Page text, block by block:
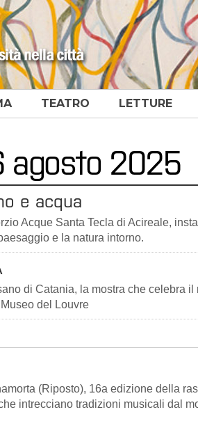
TEATRO LETTURE
agosto 2025
e acqua
Acque Santa Tecla di Acireale,
e la natura intorno.
di Catania, la mostra che celebra
del Louvre
(Riposto), 16a edizione della
intrecciano tradizioni musicali dal